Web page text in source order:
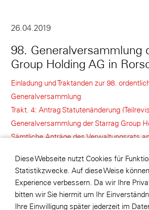
26.04.2019
98. Generalversammlung
Group Holding AG in
Einladung und Traktanden zur 98.
Generalversammlung
Trakt. 4: Antrag Statutenänderung
Generalversammlung der Starrag Group
Sämtliche Anträge des Verwaltungsrats
/ Dividende von CHF 1.00 je Aktie
Präsentation zur Generalversammlung
Group Holding AG
Diese Webseite nutzt Cookies für
Statistikzwecke. Auf diese Weise
Experience verbessern. Da wir Ihre
bitten wir Sie hiermit um Ihr
Ihre Einwilligung später jederzeit im